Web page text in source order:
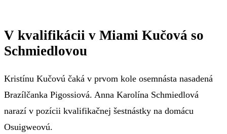
V kvalifikácii v Miami Kučová so
Schmiedlovou
Kristínu Kučovú čaká v prvom kole osemnásta nasadená
Brazílčanka Pigossiová. Anna Karolína Schmiedlová
narazí v pozícii kvalifikačnej šestnástky na domácu
Osuigweovú.